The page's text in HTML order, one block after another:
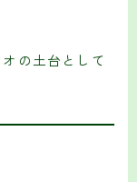
の土台として